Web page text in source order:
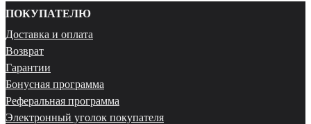
ПОКУПАТЕЛЮ
Доставка и оплата
Возврат
Гарантии
Бонусная программа
Реферальная программа
Электронный уголок покупателя